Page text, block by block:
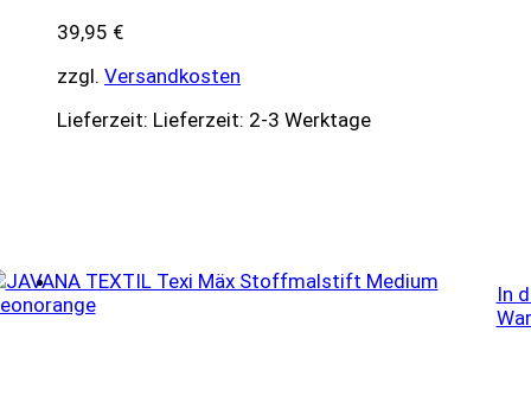
39,95 €
zzgl. Versandkosten
Lieferzeit: Lieferzeit: 2-3 Werktage
In